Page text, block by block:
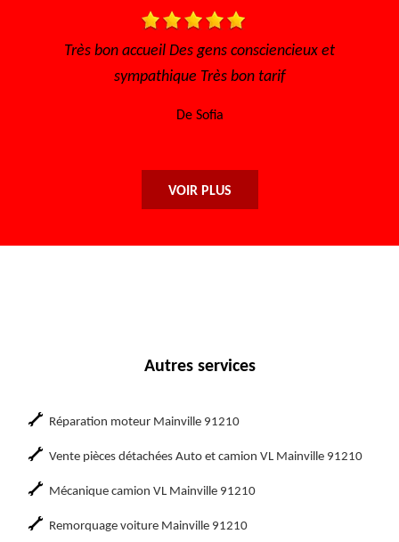
Très bon accueil Des gens consciencieux et
sympathique Très bon tarif
De Sofia
VOIR PLUS
Autres services
Réparation moteur Mainville 91210
Vente pièces détachées Auto et camion VL Mainville 91210
Mécanique camion VL Mainville 91210
Remorquage voiture Mainville 91210